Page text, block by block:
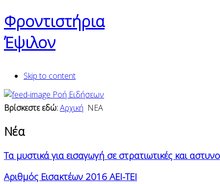
Φροντιστήρια
Έψιλον
Skip to content
Ροή Ειδήσεων
Βρίσκεστε εδώ:Αρχική ΝΕΑ
Νέα
Τα μυστικά για εισαγωγή σε στρατιωτικές και
Αριθμός Εισακτέων 2016 ΑΕΙ-ΤΕΙ